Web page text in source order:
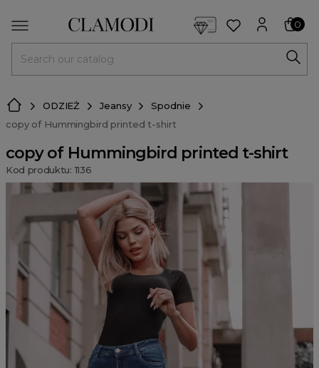
0
ODZIEŻ Jeansy
Spodnie
copy of Hummingbird printed t-shirt
copy of Hummingbird printed t-shirt
Kod produktu: 1136